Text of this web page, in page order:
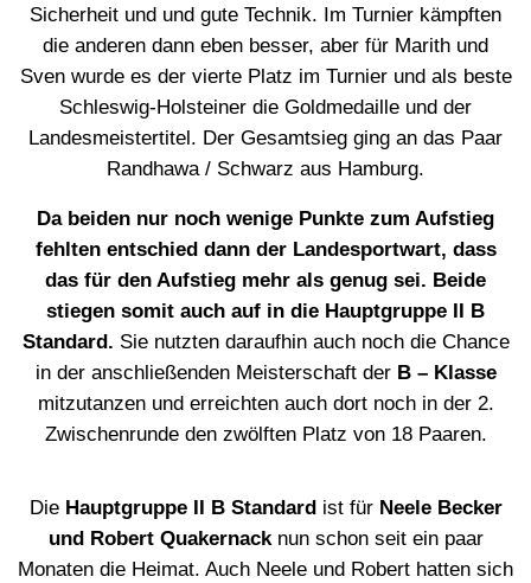
Sicherheit und und gute Technik. Im Turnier kämpften
die anderen dann eben besser, aber für Marith und
Sven wurde es der vierte Platz im Turnier und als beste
Schleswig-Holsteiner die Goldmedaille und der
Landesmeistertitel. Der Gesamtsieg ging an das Paar
Randhawa / Schwarz aus Hamburg.
Da beiden nur noch wenige Punkte zum Aufstieg
fehlten entschied dann der Landesportwart, dass
das für den Aufstieg mehr als genug sei. Beide
stiegen somit auch auf in die Hauptgruppe II B
Standard. Sie nutzten daraufhin auch noch die Chance
in der anschließenden Meisterschaft der B – Klasse
mitzutanzen und erreichten auch dort noch in der 2.
Zwischenrunde den zwölften Platz von 18 Paaren.
Die Hauptgruppe II B Standard ist für Neele Becker
und Robert Quakernack nun schon seit ein paar
Monaten die Heimat. Auch Neele und Robert hatten sich